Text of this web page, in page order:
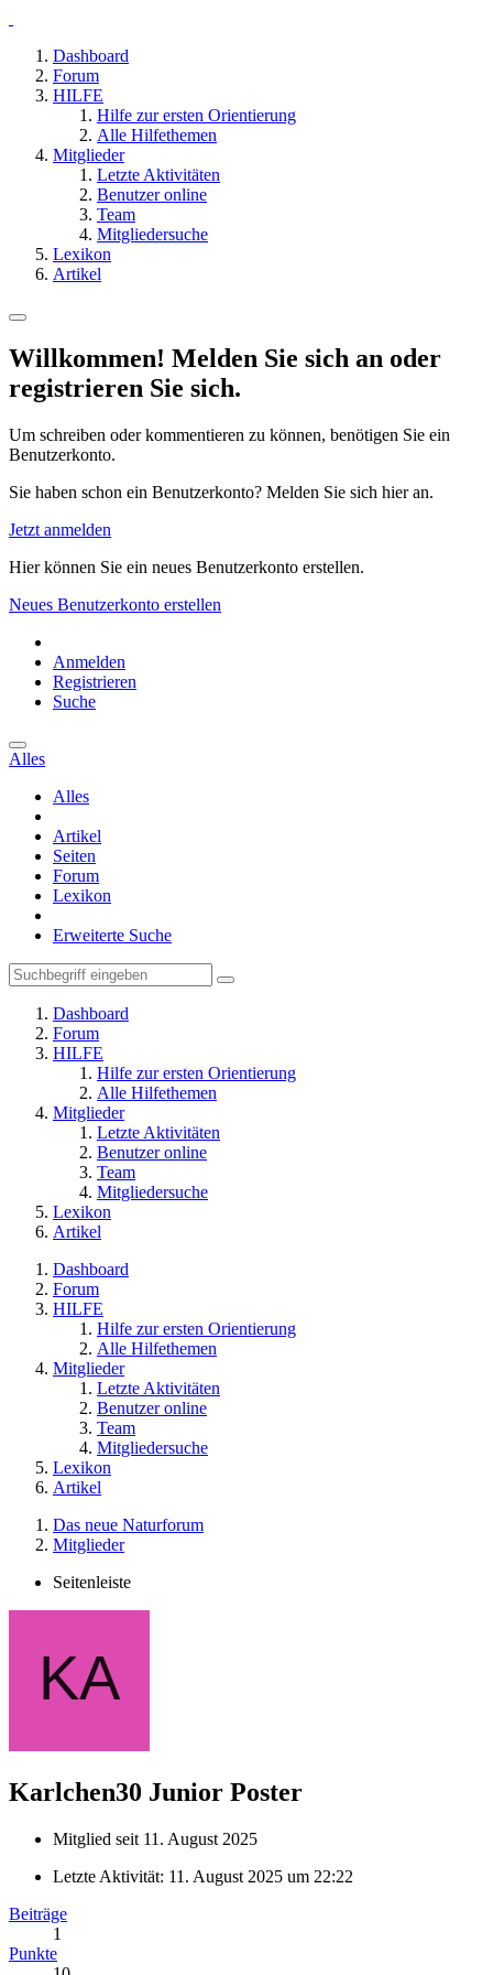
Dashboard
Forum
HILFE
Hilfe zur ersten Orientierung
Alle Hilfethemen
Mitglieder
Letzte Aktivitäten
Benutzer online
Team
Mitgliedersuche
Lexikon
Artikel
Willkommen! Melden Sie sich an oder
registrieren Sie sich.
Um schreiben oder kommentieren zu können, benötigen Sie ein
Benutzerkonto.
Sie haben schon ein Benutzerkonto? Melden Sie sich hier an.
Jetzt anmelden
Hier können Sie ein neues Benutzerkonto erstellen.
Neues Benutzerkonto erstellen
Anmelden
Registrieren
Suche
Alles
Alles
Artikel
Seiten
Forum
Lexikon
Erweiterte Suche
Dashboard
Forum
HILFE
Hilfe zur ersten Orientierung
Alle Hilfethemen
Mitglieder
Letzte Aktivitäten
Benutzer online
Team
Mitgliedersuche
Lexikon
Artikel
Dashboard
Forum
HILFE
Hilfe zur ersten Orientierung
Alle Hilfethemen
Mitglieder
Letzte Aktivitäten
Benutzer online
Team
Mitgliedersuche
Lexikon
Artikel
Das neue Naturforum
Mitglieder
Seitenleiste
Karlchen30 Junior Poster
Mitglied seit 11. August 2025
Letzte Aktivität: 11. August 2025 um 22:22
Beiträge
1
Punkte